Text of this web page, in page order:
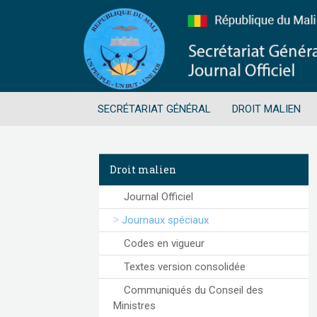
SECRÉTARIAT GÉNÉRAL DROIT MALIEN
Droit malien
Journal Officiel
Journaux spéciaux
Codes en vigueur
Textes version consolidée
Communiqués du Conseil des
Ministres